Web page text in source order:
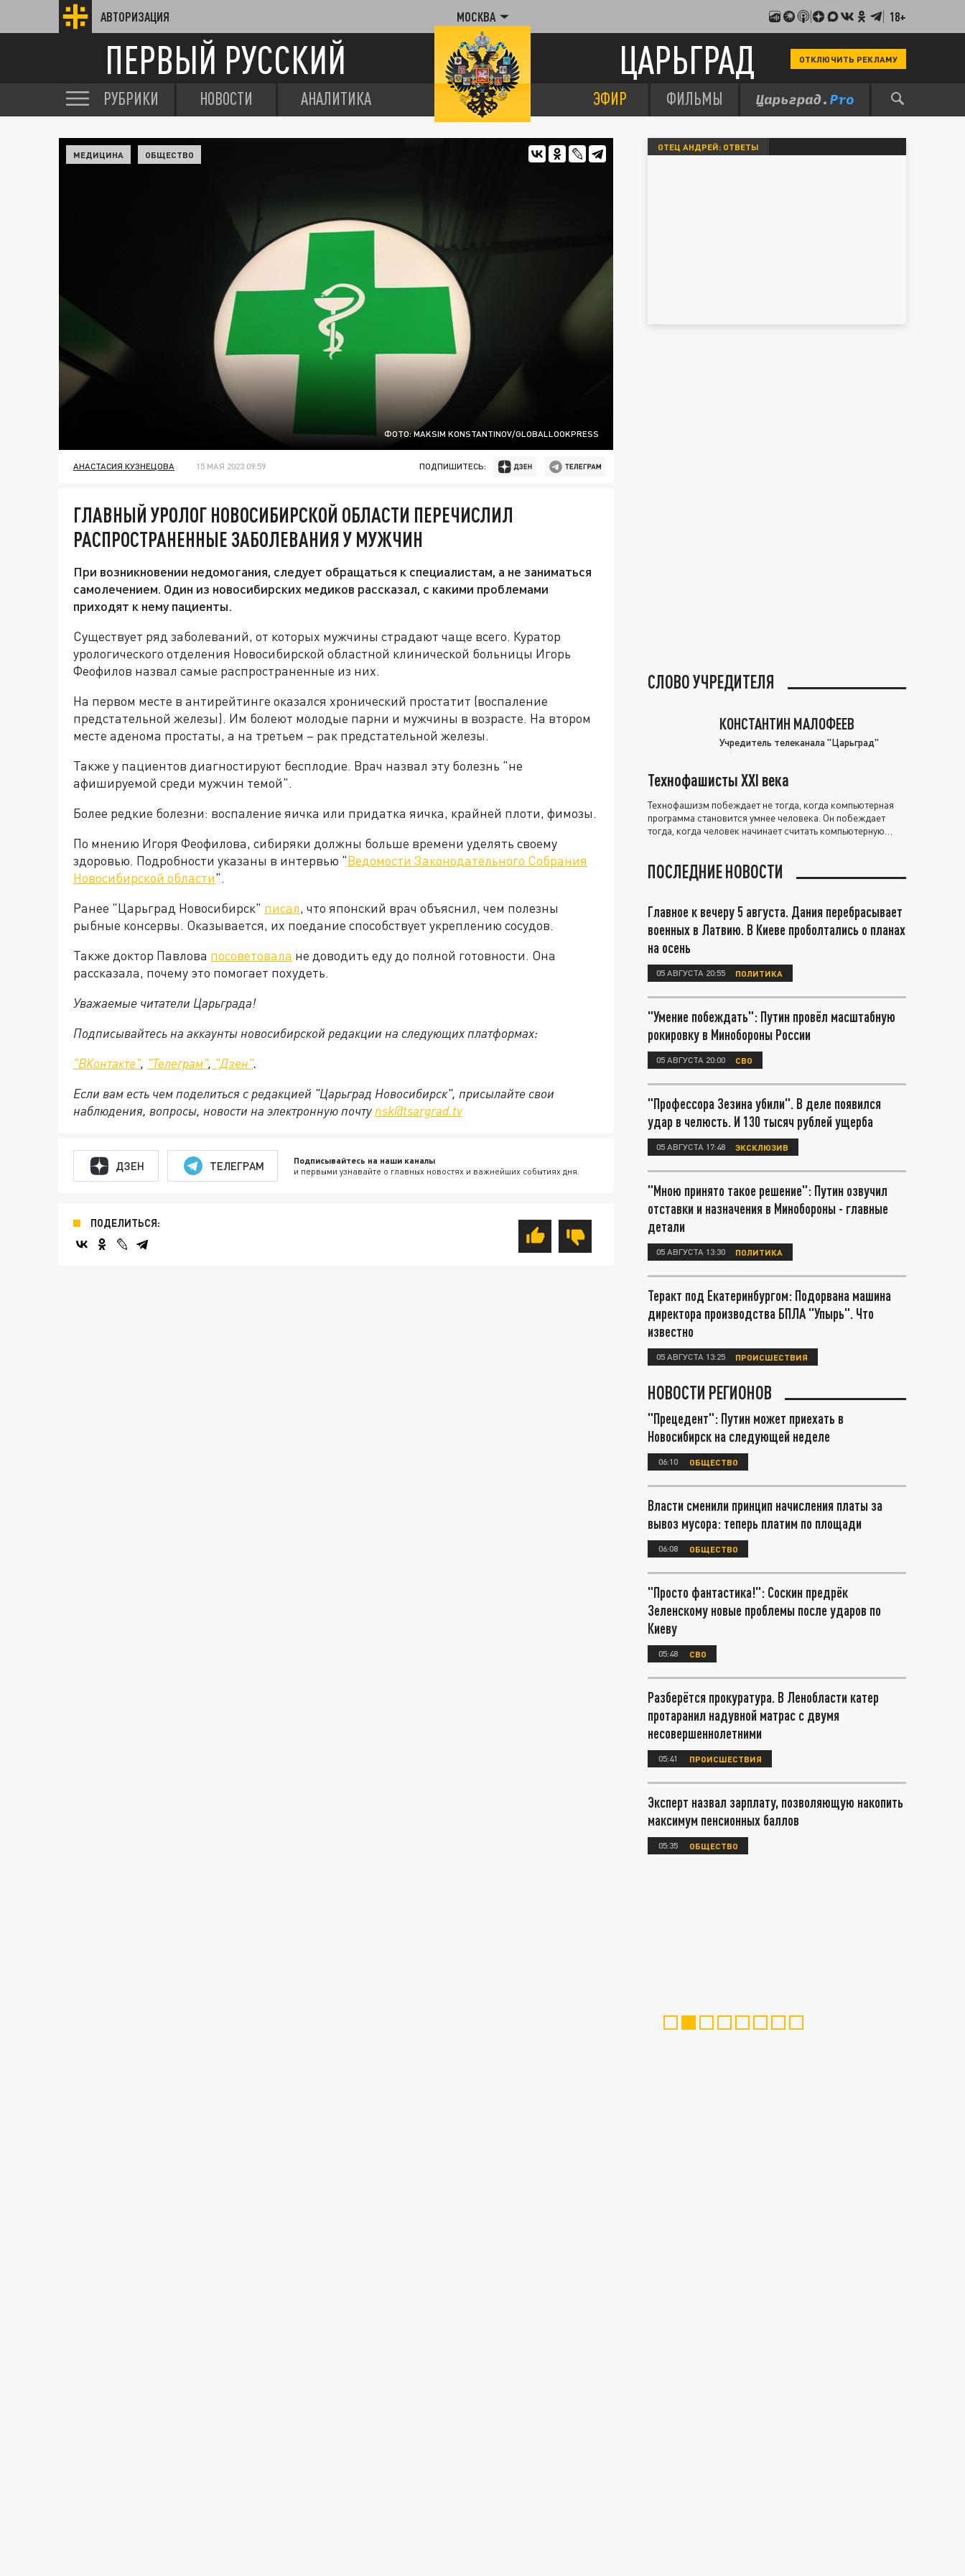
АВТОРИЗАЦИЯ МОСКВА 18+
ПЕРВЫЙ РУССКИЙ ЦАРЬГРАД ОТКЛЮЧИТЬ РЕКЛАМУ
РУБРИКИ НОВОСТИ АНАЛИТИКА ЭФИР ФИЛЬМЫ
ФОТО: MAKSIM KONSTANTINOV/GLOBALLOOKPRESS
МЕДИЦИНА ОБЩЕСТВО
АНАСТАСИЯ КУЗНЕЦОВА 15 МАЯ 2023 09:59 ПОДПИШИТЕСЬ:
ГЛАВНЫЙ УРОЛОГ НОВОСИБИРСКОЙ ОБЛАСТИ ПЕРЕЧИСЛИЛ
РАСПРОСТРАНЕННЫЕ ЗАБОЛЕВАНИЯ У МУЖЧИН
При возникновении недомогания, следует обращаться к специалистам, а не заниматься
самолечением. Один из новосибирских медиков рассказал, с какими проблемами
приходят к нему пациенты.
Существует ряд заболеваний, от которых мужчины страдают чаще всего. Куратор
урологического отделения Новосибирской областной клинической больницы Игорь
Феофилов назвал самые распространенные из них.
На первом месте в антирейтинге оказался хронический простатит (воспаление
предстательной железы). Им болеют молодые парни и мужчины в возрасте. На втором
месте аденома простаты, а на третьем – рак предстательной железы.
Также у пациентов диагностируют бесплодие. Врач назвал эту болезнь "не
афишируемой среди мужчин темой".
Более редкие болезни: воспаление яичка или придатка яичка, крайней плоти, фимозы.
По мнению Игоря Феофилова, сибиряки должны больше времени уделять своему
здоровью. Подробности указаны в интервью "Ведомости Законодательного Собрания
Новосибирской области".
Ранее "Царьград Новосибирск" писал, что японский врач объяснил, чем полезны
рыбные консервы. Оказывается, их поедание способствует укреплению сосудов.
Также доктор Павлова посоветовала не доводить еду до полной готовности. Она
рассказала, почему это помогает похудеть.
Уважаемые читатели Царьграда!
Подписывайтесь на аккаунты новосибирской редакции на следующих платформах:
"ВКонтакте", "Телеграм", "Дзен".
Если вам есть чем поделиться с редакцией "Царьград Новосибирск", присылайте свои
наблюдения, вопросы, новости на электронную почту nsk@tsargrad.tv
ДЗЕН ТЕЛЕГРАМ Подписывайтесь на наши каналы
и первыми узнавайте о главных новостях и важнейших событиях дня.
ПОДЕЛИТЬСЯ:
ОТЕЦ АНДРЕЙ: ОТВЕТЫ
СЛОВО УЧРЕДИТЕЛЯ
КОНСТАНТИН МАЛОФЕЕВ
Учредитель телеканала "Царьград"
Технофашисты XXI века
Технофашизм побеждает не тогда, когда компьютерная
программа становится умнее человека. Он побеждает
тогда, когда человек начинает считать компьютерную
ПОСЛЕДНИЕ НОВОСТИ
Главное к вечеру 5 августа. Дания перебрасывает
военных в Латвию. В Киеве проболтались о планах
на осень
05 АВГУСТА 20:55 ПОЛИТИКА
"Умение побеждать": Путин провёл масштабную
рокировку в Минобороны России
05 АВГУСТА 20:00 СВО
"Профессора Зезина убили". В деле появился
удар в челюсть. И 130 тысяч рублей ущерба
05 АВГУСТА 17:48 ЭКСКЛЮЗИВ
"Мною принято такое решение": Путин озвучил
отставки и назначения в Минобороны - главные
детали
05 АВГУСТА 13:30 ПОЛИТИКА
Теракт под Екатеринбургом: Подорвана машина
директора производства БПЛА "Упырь". Что
известно
05 АВГУСТА 13:25 ПРОИСШЕСТВИЯ
НОВОСТИ РЕГИОНОВ
"Прецедент": Путин может приехать в
Новосибирск на следующей неделе
06:10 ОБЩЕСТВО
Власти сменили принцип начисления платы за
вывоз мусора: теперь платим по площади
06:08 ОБЩЕСТВО
"Просто фантастика!": Соскин предрёк
Зеленскому новые проблемы после ударов по
Киеву
05:48 СВО
Разберётся прокуратура. В Ленобласти катер
протаранил надувной матрас с двумя
несовершеннолетними
05:41 ПРОИСШЕСТВИЯ
Эксперт назвал зарплату, позволяющую накопить
максимум пенсионных баллов
05:35 ОБЩЕСТВО